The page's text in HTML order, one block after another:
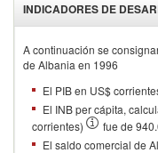
INDICADORES DE
A continuación se
de Albania en 1996
El PIB en US$
El INB per cápita,
corrientes)
fue de
El saldo comercial de